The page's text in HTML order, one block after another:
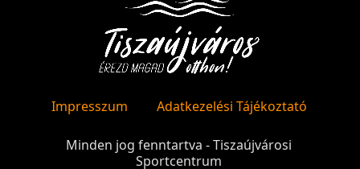
Impresszum Adatkezelési Tájékoztató
Minden jog fenntartva - Tiszaújvárosi
Sportcentrum